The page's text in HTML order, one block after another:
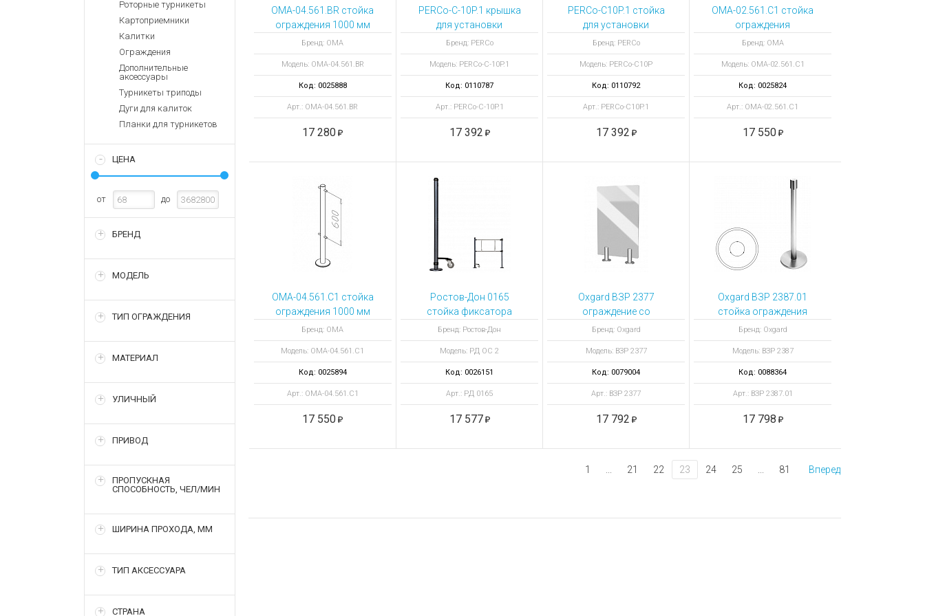
Запасные
Терминалы
оплаты
Зарядные устройства для ноутбуков
Архивные товары
Роторные турникеты
Картоприемники
Калитки
Ограждения
Дополнительные
аксессуары
Турникеты триподы
Дуги для калиток
Планки для турникетов
ЦЕНА
от до
БРЕНД
МОДЕЛЬ
ТИП ОГРАЖДЕНИЯ
МАТЕРИАЛ
УЛИЧНЫЙ
ПРИВОД
ПРОПУСКНАЯ
СПОСОБНОСТЬ, ЧЕЛ/МИН
ШИРИНА ПРОХОДА, ММ
ТИП АКСЕССУАРА
СТРАНА
OMA-04.561.BR стойка
ограждения 1000 мм
ЭКОНОМ окрашеная
Бренд: ОМА
Модель: ОМА-04.561.BR
Код: 0025888
Арт.: ОМА-04.561.BR
17 280
PERCo-C-10P.1 крышка
для установки
терминалов
распознавания лиц
Suprema
Бренд: PERCo
Модель: PERCo-C-10P.1
Код: 0110787
Арт.: PERCo-C-10P.1
17 392
PERCo-C10P.1 стойка
для установки
кронштейнов на
тумбовые турникеты
серии PERCo-TTD-10A
Бренд: PERCo
Модель: PERCo-C10P
Код: 0110792
Арт.: PERCo-C10P.1
17 392
OMA-02.561.C1 стойка
ограждения
проходная ЭКОНОМ
окрашеная
Бренд: ОМА
Модель: ОМА-02.561.C1
Код: 0025824
Арт.: ОМА-02.561.C1
17 550
OMA-04.561.C1 стойка
ограждения 1000 мм
ЭКОНОМ окрашеная
Бренд: ОМА
Модель: ОМА-04.561.C1
Код: 0025894
Арт.: ОМА-04.561.C1
17 550
Ростов-Дон 0165
стойка фиксатора
колесная ОС2акп/2-1
под перемычку 25 мм
Бренд: Ростов-Дон
Модель: РД ОС 2
Код: 0026151
Арт.: РД 0165
17 577
Oxgard ВЗР 2377
ограждение со
стеклом 500
Бренд: Oxgard
Модель: ВЗР 2377
Код: 0079004
Арт.: ВЗР 2377
17 792
Oxgard ВЗР 2387.01
стойка ограждения
передвижная с
ремнем (5 метров
черный)
Бренд: Oxgard
Модель: ВЗР 2387
Код: 0088364
Арт.: ВЗР 2387.01
17 798
1 21 22 23 24 25 81 Вперед